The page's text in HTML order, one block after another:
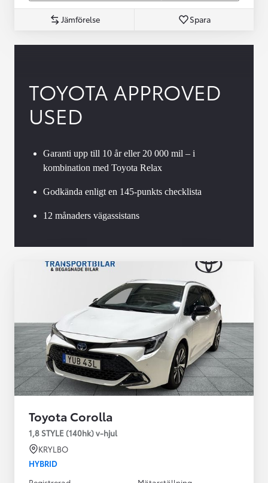
Jämförelse Spara
TOYOTA APPROVED
USED
Garanti upp till 10 år eller 20 000 mil – i
kombination med Toyota Relax
Godkända enligt en 145-punkts checklista
12 månaders vägassistans
Toyota Corolla
1,8 STYLE (140hk) v-hjul
KRYLBO
HYBRID